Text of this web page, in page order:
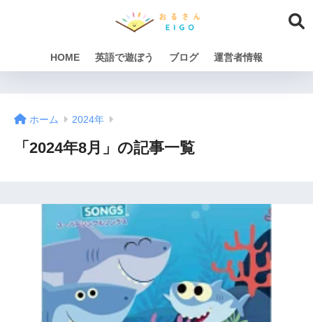
HOME 英語で遊ぼう ブログ 運営者情報
ホーム 2024年
「2024年8月」の記事一覧